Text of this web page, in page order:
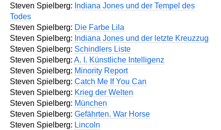
Steven Spielberg: Indiana Jones und der Tempel des
Todes
Steven Spielberg: Die Farbe Lila
Steven Spielberg: Indiana Jones und der letzte Kreuzzug
Steven Spielberg: Schindlers Liste
Steven Spielberg: A. I. Künstliche Intelligenz
Steven Spielberg: Minority Report
Steven Spielberg: Catch Me If You Can
Steven Spielberg: Krieg der Welten
Steven Spielberg: München
Steven Spielberg: Gefährten. War Horse
Steven Spielberg: Lincoln